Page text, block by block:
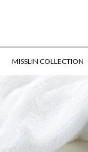
MISSLIN COLLECTION